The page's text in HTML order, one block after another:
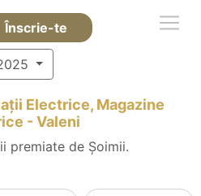
Înscrie-te
Electrice, Magazine
- Valeni
premiate de Șoimii.